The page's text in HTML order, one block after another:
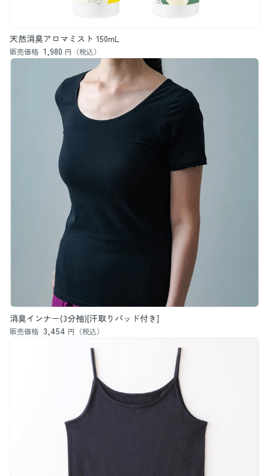
天然消臭アロマミスト 150mL
販売価格 1,980 円（税込）
消臭インナー(3分袖)[汗取りパッド付き]
販売価格 3,454 円（税込）